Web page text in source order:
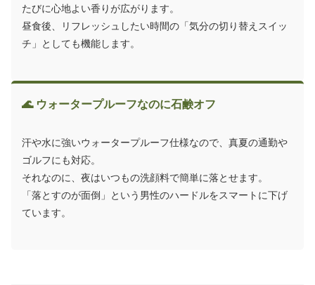
たびに心地よい香りが広がります。
昼食後、リフレッシュしたい時間の「気分の切り替えスイッ
チ」としても機能します。
🌊 ウォータープルーフなのに石鹸オフ
汗や水に強いウォータープルーフ仕様なので、真夏の通勤や
ゴルフにも対応。
それなのに、夜はいつもの洗顔料で簡単に落とせます。
「落とすのが面倒」という男性のハードルをスマートに下げ
ています。